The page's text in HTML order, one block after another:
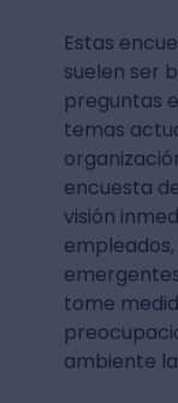
Estas
suelen ser
preguntas
temas
encuesta
visión
tome
ambiente